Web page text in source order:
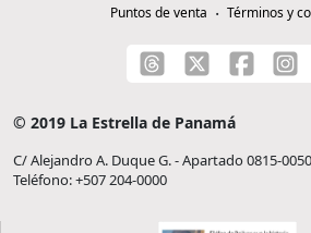
Puntos de venta
Términos y
© 2019 La Estrella de Panamá
C/ Alejandro A. Duque G. - Apartado 0815-
Teléfono: +507 204-0000